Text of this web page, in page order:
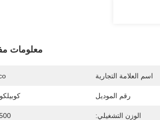
معلومات
اسم العلامة التجارية
رقم الموديل كوبيلكو SK75
الوزن التشغيلي: 7500